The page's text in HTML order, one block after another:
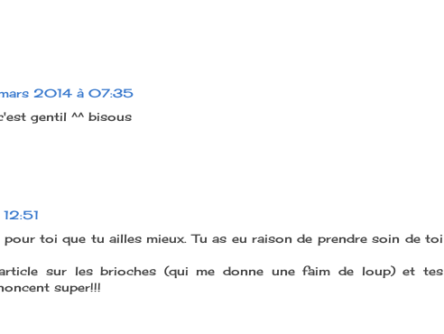
2014 à 07:35
gentil ^^ bisous
toi que tu ailles mieux. Tu as eu raison de prendre soin de toi
sur les brioches (qui me donne une faim de loup) et tes
super!!!